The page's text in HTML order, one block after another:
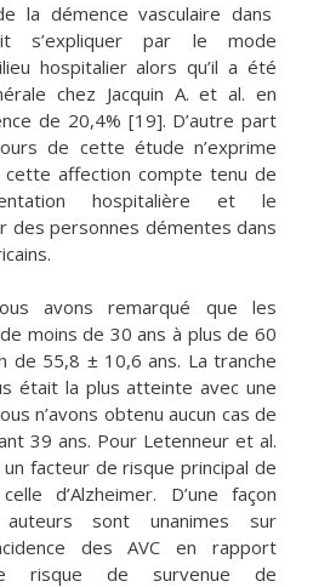
la démence vasculaire dans
s’expliquer par le mode
hospitalier alors qu’il a été
chez Jacquin A. et al. en
de 20,4% [19]. D’autre part
de cette étude n’exprime
affection compte tenu de
hospitalière et le
des personnes démentes dans
avons remarqué que les
moins de 30 ans à plus de 60
de 55,8 ± 10,6 ans. La tranche
était la plus atteinte avec une
n’avons obtenu aucun cas de
39 ans. Pour Letenneur et al.
facteur de risque principal de
d’Alzheimer. D’une façon
sont unanimes sur
des AVC en rapport
risque de survenue de